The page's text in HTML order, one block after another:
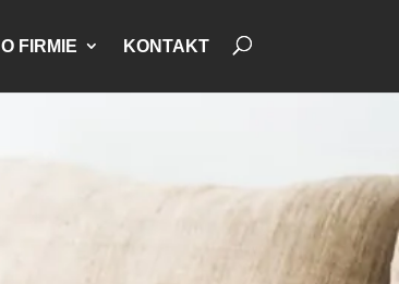
O FIRMIE KONTAKT